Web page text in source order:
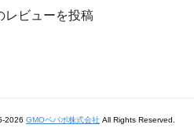
レビューを投稿
2026 GMOペパボ株式会社 All Rights Reserved.